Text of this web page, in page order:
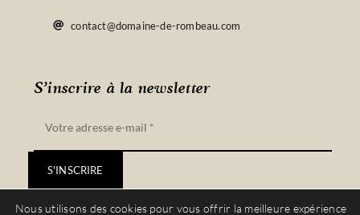
S’inscrire à la newsletter
S'INSCRIRE
contact@domaine-de-rombeau.com
Nous utilisons des cookies pour vous offrir la meilleure expérience